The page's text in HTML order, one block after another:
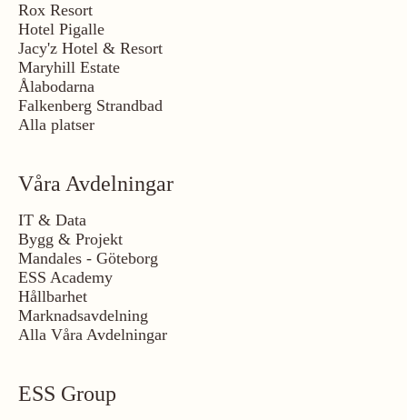
Rox Resort
Hotel Pigalle
Jacy'z Hotel & Resort
Maryhill Estate
Ålabodarna
Falkenberg Strandbad
Alla platser
Våra Avdelningar
IT & Data
Bygg & Projekt
Mandales - Göteborg
ESS Academy
Hållbarhet
Marknadsavdelning
Alla Våra Avdelningar
ESS Group